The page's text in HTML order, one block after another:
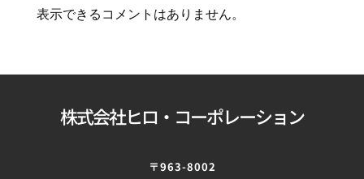
表示できるコメントはありません。
株式会社ヒロ・コーポレーション
〒963-8002